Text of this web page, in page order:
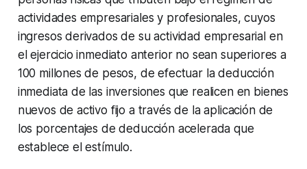
actividades empresariales y profesionales, cuyos
ingresos derivados de su actividad empresarial en
el ejercicio inmediato anterior no sean superiores a
100 millones de pesos, de efectuar la deducción
inmediata de las inversiones que realicen en bienes
nuevos de activo fijo a través de la aplicación de
los porcentajes de deducción acelerada que
establece el estímulo.